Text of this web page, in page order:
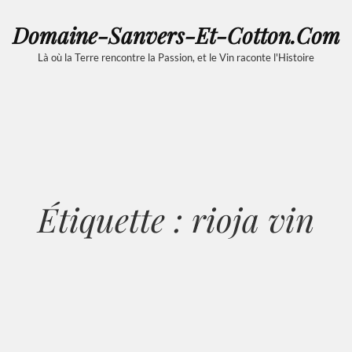
Domaine-Sanvers-Et-Cotton.com
Là où la Terre rencontre la Passion, et le Vin raconte l'Histoire
Étiquette : rioja vin